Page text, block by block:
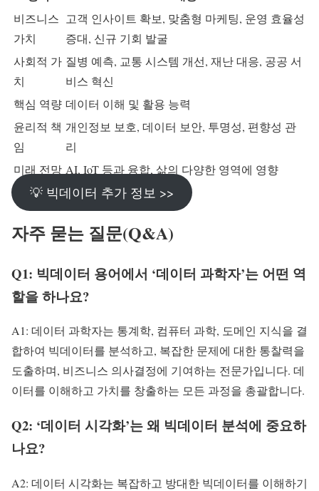
비즈니스
가치
고객 인사이트 확보, 맞춤형 마케팅, 운영 효율성
증대, 신규 기회 발굴
사회적 가
치
질병 예측, 교통 시스템 개선, 재난 대응, 공공 서
비스 혁신
핵심 역량 데이터 이해 및 활용 능력
윤리적 책
임
개인정보 보호, 데이터 보안, 투명성, 편향성 관
리
미래 전망 AI, IoT 등과 융합, 삶의 다양한 영역에 영향
💡 빅데이터 추가 정보 >>
자주 묻는 질문(Q&A)
Q1: 빅데이터 용어에서 ‘데이터 과학자’는 어떤 역
할을 하나요?
A1: 데이터 과학자는 통계학, 컴퓨터 과학, 도메인 지식을 결
합하여 빅데이터를 분석하고, 복잡한 문제에 대한 통찰력을
도출하며, 비즈니스 의사결정에 기여하는 전문가입니다. 데
이터를 이해하고 가치를 창출하는 모든 과정을 총괄합니다.
Q2: ‘데이터 시각화’는 왜 빅데이터 분석에 중요하
나요?
A2: 데이터 시각화는 복잡하고 방대한 빅데이터를 이해하기